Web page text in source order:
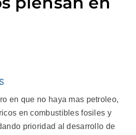
en que no haya mas petroleo,
en combustibles fosiles y
prioridad al desarrollo de